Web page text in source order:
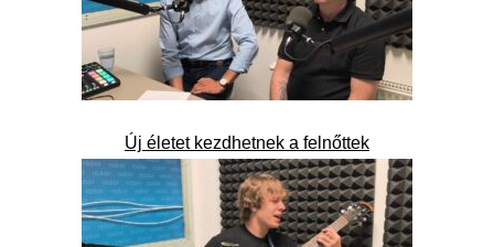
Új életet kezdhetnek a felnőttek